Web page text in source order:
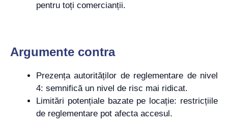
pentru toți comercianții.
Argumente contra
Prezența autorităților de reglementare de nivel
4: semnifică un nivel de risc mai ridicat.
Limitări potențiale bazate pe locație: restricțiile
de reglementare pot afecta accesul.